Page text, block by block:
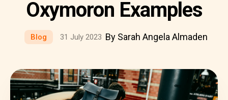
Oxymoron Examples
Blog 31 July 2023 By Sarah Angela Almaden